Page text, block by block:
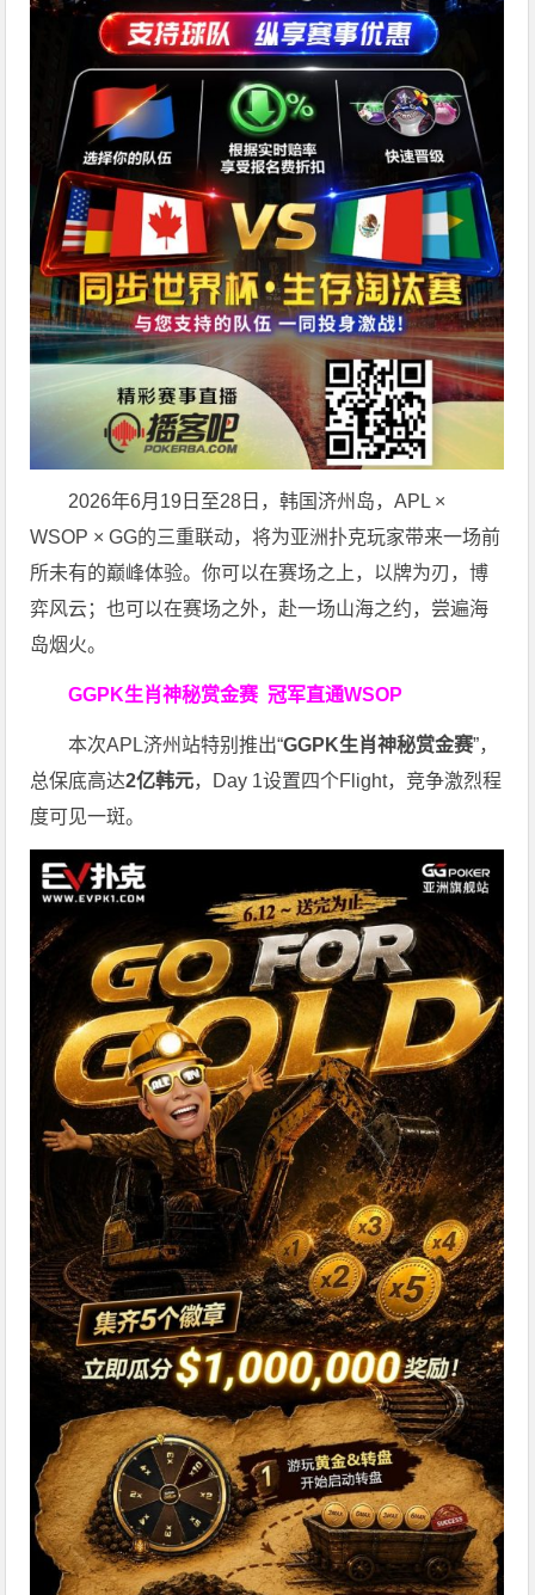
2026年6月19日至28日，韩国济州岛，APL ×
WSOP × GG的三重联动，将为亚洲扑克玩家带来一场前
所未有的巅峰体验。你可以在赛场之上，以牌为刃，博
弈风云；也可以在赛场之外，赴一场山海之约，尝遍海
岛烟火。
GGPK生肖神秘赏金赛冠军直通WSOP
本次APL济州站特别推出“GGPK生肖神秘赏金赛”，
总保底高达2亿韩元，Day 1设置四个Flight，竞争激烈程
度可见一斑。